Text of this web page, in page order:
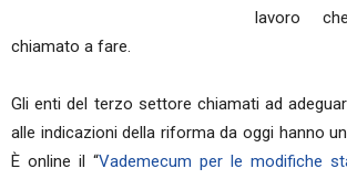
lavoro
chiamato a fare.
Gli enti del terzo settore chiamati ad
alle indicazioni della riforma da oggi hanno
È online il “Vademecum per le modifiche